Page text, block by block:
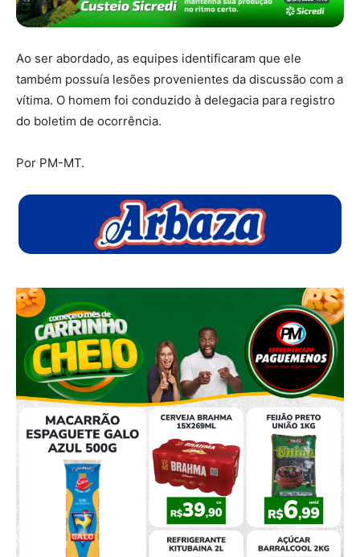
Ao ser abordado, as equipes identificaram que ele
também possuía lesões provenientes da discussão com a
vítima. O homem foi conduzido à delegacia para registro
do boletim de ocorrência.
Por PM-MT.